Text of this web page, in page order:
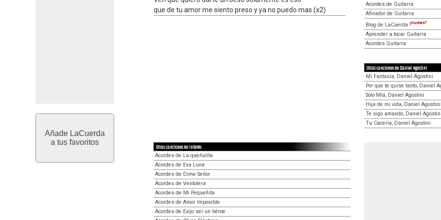
Añade LaCuerda
a tus favoritos
que de tu amor me siento preso y ya no puedo mas (x2)
Acordes de Guitarra
Afinador de Guitarra
Blog de LaCuerda ¡nuevo!
Aprender a tocar Guitarra
Acordes Guitarra
Otras canciones de Daniel Agostini
Mi Fantasía, Daniel Agostini
Por que te quise tanto, Daniel
Sólo Mía, Daniel Agostini
Hija de mi vida, Daniel Agostini
Te sigo amando, Daniel Agostini
Tu Cacería, Daniel Agostini
Otras canciones de interés
Acordes de La queñalita
Acordes de Eva Luna
Acordes de Dime Señor
Acordes de Ventolera
Acordes de Mi Pequeñita
Acordes de Amor Imposible
Acordes de Exijo ser un héroe